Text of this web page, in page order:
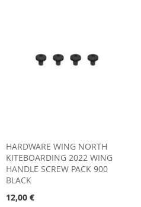
HARDWARE WING NORTH
KITEBOARDING 2022 WING
HANDLE SCREW PACK 900
BLACK
12,00 €